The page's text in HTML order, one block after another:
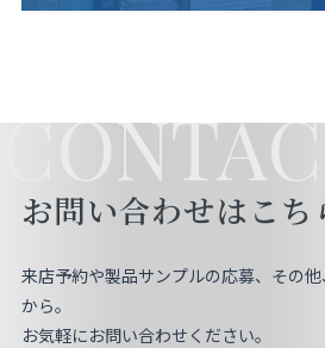
お問い合わせはこち
来店予約や製品サンプルの応募、その
から。
お気軽にお問い合わせください。